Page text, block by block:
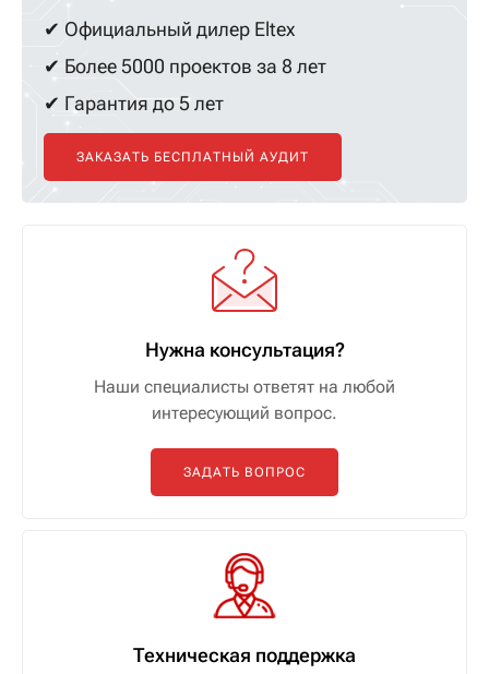
✔ Официальный дилер Eltex
✔ Более 5000 проектов за 8 лет
✔ Гарантия до 5 лет
ЗАКАЗАТЬ БЕСПЛАТНЫЙ АУДИТ
Нужна консультация?
Наши специалисты ответят на любой
интересующий вопрос.
ЗАДАТЬ ВОПРОС
Техническая поддержка